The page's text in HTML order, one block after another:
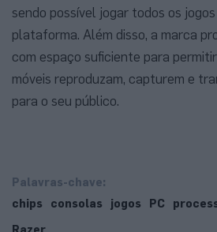
sendo possível jogar todos os
plataforma. Além disso, a marca
com espaço suficiente para
móveis reproduzam, capturem e
para o seu público.
Palavras-chave:
chips
consolas jogos PC